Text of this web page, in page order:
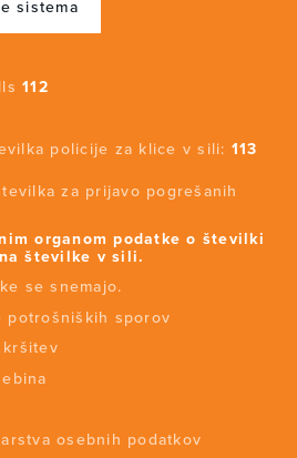
sistema
112
policije za klice v sili: 113
za prijavo pogrešanih
organom podatke o številki
številke v sili.
se snemajo.
potrošniških sporov
kršitev
osebnih podatkov